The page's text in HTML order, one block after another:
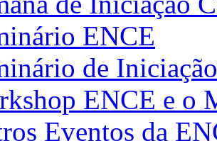
ENCE
de
ENCE e o
Eventos da